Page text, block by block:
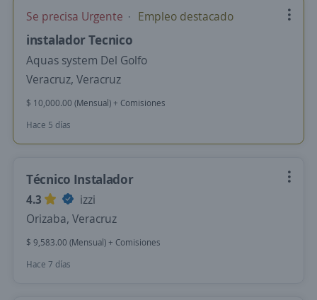
Se precisa Urgente Empleo destacado
instalador Tecnico
Aquas system Del Golfo
Veracruz, Veracruz
$ 10,000.00 (Mensual) + Comisiones
Hace 5 días
Técnico Instalador
4.3
izzi
Orizaba, Veracruz
$ 9,583.00 (Mensual) + Comisiones
Hace 7 días